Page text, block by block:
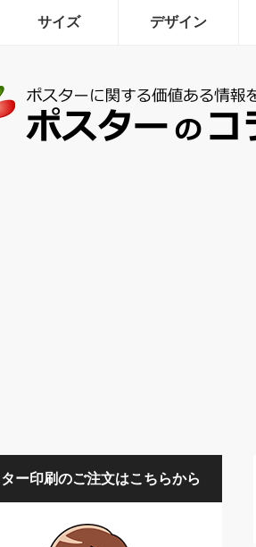
ホームサイズ デザイン
ー印刷のご注文はこちらから